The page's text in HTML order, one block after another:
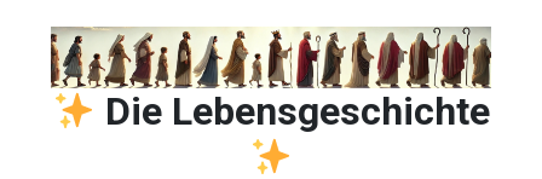
Die Lebensgeschichte